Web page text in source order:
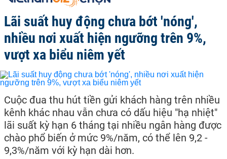
Lãi suất huy động chưa bớt 'nóng',
nhiều nơi xuất hiện ngưỡng trên 9%,
vượt xa biểu niêm yết
Cuộc đua thu hút tiền gửi khách hàng trên nhiều
kênh khác nhau vẫn chưa có dấu hiệu "hạ nhiệt"
lãi suất kỳ hạn 6 tháng tại nhiều ngân hàng được
chào phổ biến ở mức 9%/năm, có thể lên 9,2 -
9,3%/năm với kỳ hạn dài hơn.